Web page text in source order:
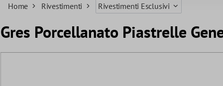
Home Rivestimenti Rivestimenti Esclusivi
Gres Porcellanato Piastrelle